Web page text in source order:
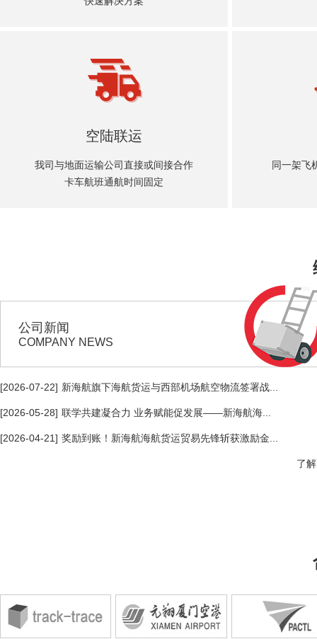
空陆联运
我司与地面运输公司直接或间接合作
卡车航班通航时间固定
同一架飞
公司新闻
COMPANY NEWS
[2026-07-22] 新海航旗下海航货运与西部机场航空物流签署战...
[2026-05-28] 联学共建凝合力 业务赋能促发展——新海航海...
[2026-04-21] 奖励到账！新海航海航货运贸易先锋斩获激励金...
了